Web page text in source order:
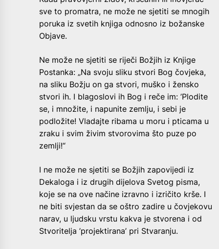
sve to promatra, ne može ne sjetiti se mnogih
poruka iz svetih knjiga odnosno iz božanske
Objave.
Ne može ne sjetiti se riječi Božjih iz Knjige
Postanka: „Na svoju sliku stvori Bog čovjeka,
na sliku Božju on ga stvori, muško i žensko
stvori ih. I blagoslovi ih Bog i reče im: ’Plodite
se, i množite, i napunite zemlju, i sebi je
podložite! Vladajte ribama u moru i pticama u
zraku i svim živim stvorovima što puze po
zemlji!“
I ne može ne sjetiti se Božjih zapovijedi iz
Dekaloga i iz drugih dijelova Svetog pisma,
koje se na ove načine izravno i izričito krše. I
ne biti svjestan da se oštro zadire u čovjekovu
narav, u ljudsku vrstu kakva je stvorena i od
Stvoritelja ’projektirana’ pri Stvaranju.